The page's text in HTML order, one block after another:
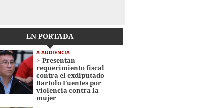
EN PORTADA
A AUDIENCIA
Presentan
requerimiento fiscal
contra el exdiputado
Bartolo Fuentes por
violencia contra la
mujer